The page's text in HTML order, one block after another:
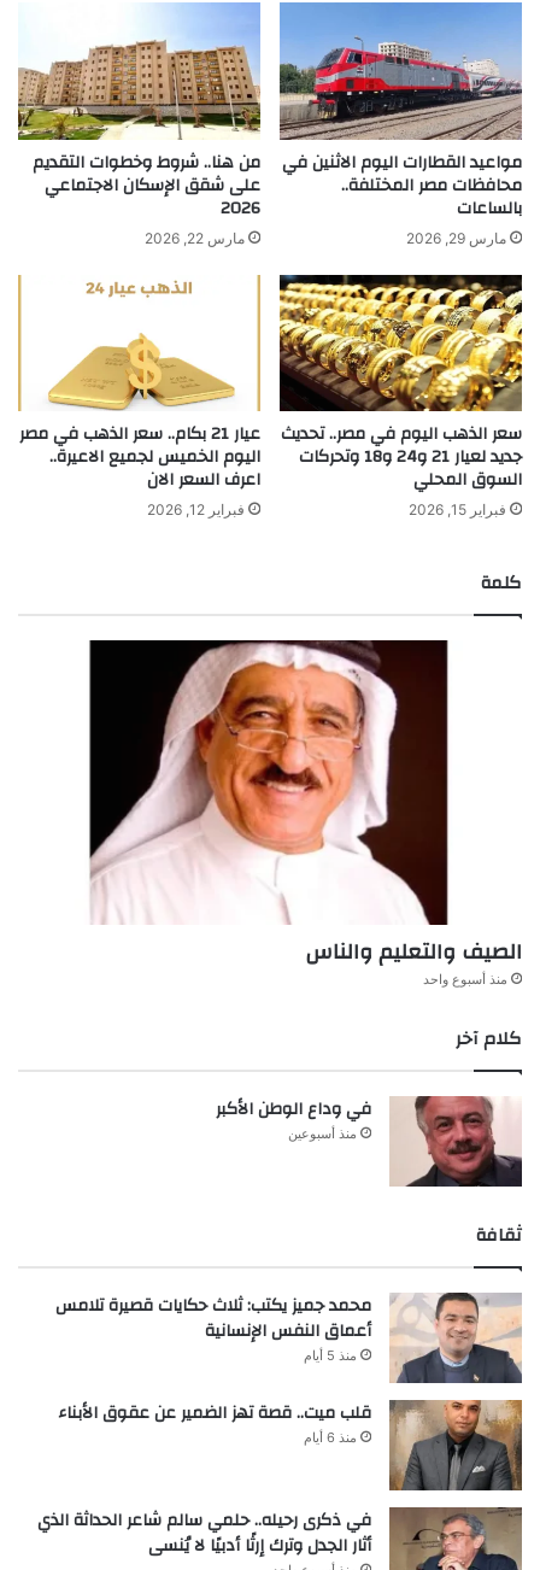
مواعيد القطارات اليوم الاثنين في
محافظات مصر المختلفة..
بالساعات
مارس 29, 2026
من هنا.. شروط وخطوات التقديم
على شقق الإسكان الاجتماعي
2026
مارس 22, 2026
سعر الذهب اليوم في مصر.. تحديث
جديد لعيار 21 و24 و18 وتحركات
السوق المحلي
فبراير 15, 2026
عيار 21 بكام.. سعر الذهب في مصر
اليوم الخميس لجميع الاعيرة..
اعرف السعر الان
فبراير 12, 2026
كلمة
الصيف والتعليم والناس
منذ أسبوع واحد
كلام آخر
في وداع الوطن الأكبر
منذ أسبوعين
ثقافة
محمد جميز يكتب: ثلاث حكايات قصيرة تلامس
أعماق النفس الإنسانية
منذ 5 أيام
قلب ميت.. قصة تهز الضمير عن عقوق الأبناء
منذ 6 أيام
في ذكرى رحيله.. حلمي سالم شاعر الحداثة الذي
أثار الجدل وترك إرثًا أدبيًا لا يُنسى